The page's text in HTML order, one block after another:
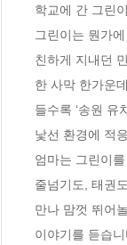
학교에 간 그린
그린이는 뭔가
친하게 지내던
한 사막 한가운
들수록 ‘송원
낯선 환경에 적
엄마는 그린이
줄넘기도, 태권
만나 맘껏 뛰어
이야기를 듣습